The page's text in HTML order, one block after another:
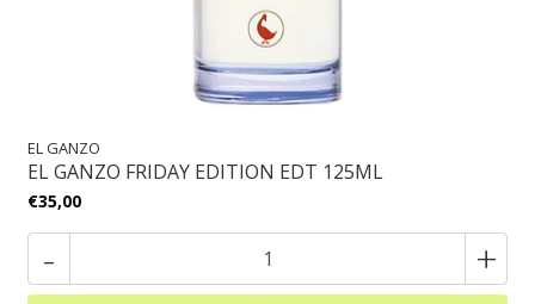
EL GANZO
EL GANZO FRIDAY EDITION EDT 125ML
€35,00
- +